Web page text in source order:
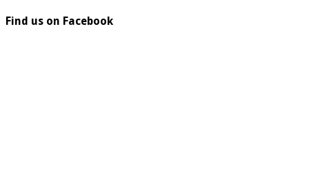
Find us on Facebook